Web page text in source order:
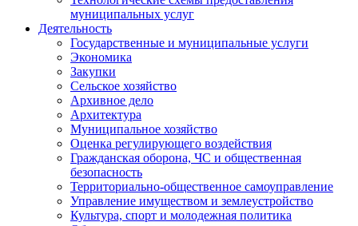
муниципальных услуг
Деятельность
Государственные и муниципальные услуги
Экономика
Закупки
Сельское хозяйство
Архивное дело
Архитектура
Муниципальное хозяйство
Оценка регулирующего воздействия
Гражданская оборона, ЧС и общественная
безопасность
Территориально-общественное самоуправление
Управление имуществом и землеустройство
Культура, спорт и молодежная политика